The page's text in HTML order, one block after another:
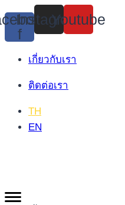
Skip
to
content
f
Instagram
Youtube
เกี่ยวกับเรา
ติดต่อเรา
TH
EN